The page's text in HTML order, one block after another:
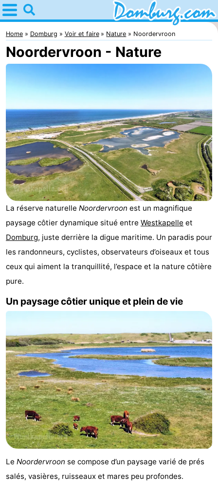
Home
Domburg
Astuces
enfants
Webcam
Webcam
Plage
Passer
la
nuit
Appartements
-
Park
Loverendale
-
Résidence
Wijngaerde
Campings
Chambre
d'hôtes
Chaumières
Buitenhof
Domburg
-
Hof
Domburg
-
Westhove
Hôtels
Last
minutes
Plages
Voir
Lieux
Home Domburg Voir et faire Nature Noordervroon
Noordervroon - Nature
La réserve naturelle Noordervroon est un magnifique
paysage côtier dynamique situé entre Westkapelle et
Domburg, juste derrière la digue maritime. Un paradis pour
les randonneurs, cyclistes, observateurs d’oiseaux et tous
ceux qui aiment la tranquillité, l’espace et la nature côtière
pure.
Un paysage côtier unique et plein de vie
Le Noordervroon se compose d’un paysage varié de prés
salés, vasières, ruisseaux et mares peu profondes.